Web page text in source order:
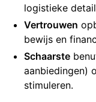
logistieke
Vertrouwen
bewijs en
Schaarste
aanbiedingen)
stimuleren.